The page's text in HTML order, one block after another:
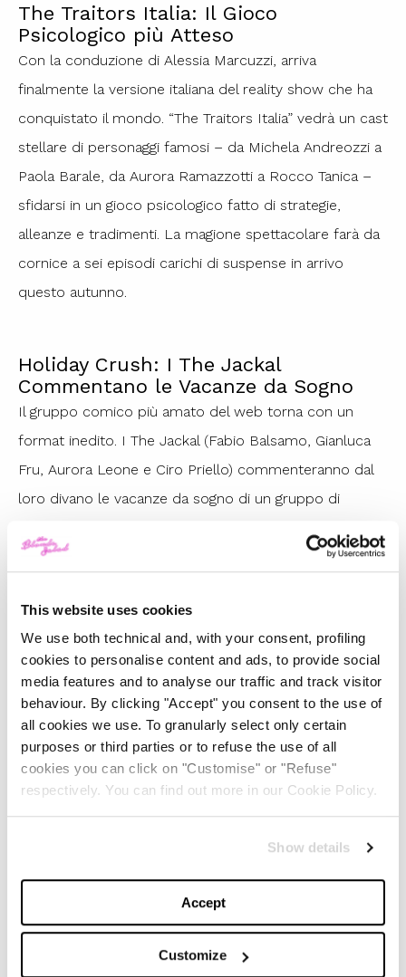
This website uses cookies
We use both technical and, with your consent, profiling
cookies to personalise content and ads, to provide social
media features and to analyse our traffic and track visitor
behaviour. By clicking "Accept" you consent to the use of
all cookies we use. To granularly select only certain
purposes or third parties or to refuse the use of all
cookies you can click on "Customise" or "Refuse"
respectively. You can find out more in our Cookie Policy.
Show details
Accept
Customize
The Traitors Italia: Il Gioco
Psicologico più Atteso
Con la conduzione di Alessia Marcuzzi, arriva
finalmente la versione italiana del reality show che ha
conquistato il mondo. “The Traitors Italia” vedrà un cast
stellare di personaggi famosi – da Michela Andreozzi a
Paola Barale, da Aurora Ramazzotti a Rocco Tanica –
sfidarsi in un gioco psicologico fatto di strategie,
alleanze e tradimenti. La magione spettacolare farà da
cornice a sei episodi carichi di suspense in arrivo
questo autunno.
Holiday Crush: I The Jackal
Commentano le Vacanze da Sogno
Il gruppo comico più amato del web torna con un
format inedito. I The Jackal (Fabio Balsamo, Gianluca
Fru, Aurora Leone e Ciro Priello) commenteranno dal
loro divano le vacanze da sogno di un gruppo di
Un mix esplosivo di ironia e intrattenimento che
I Grandi Ritorni che Ci Scaldano il
Cuore
LOL: Chi Ride è Fuori – Sesta
Stagione e Speciale Halloween
Il comedy show dei record torna con la sua sesta
stagione e una novità imperdibile: lo speciale
Halloween che riunirà sei protagonisti delle edizioni
precedenti per quattro ore di risate da brividi. La
formula vincente rimane invariata: dieci comici che
cercano di non ridere per sei ore consecutive, con un
premio finale di 100.000 euro per beneficenza.